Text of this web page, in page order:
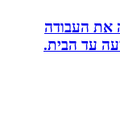
הבית.